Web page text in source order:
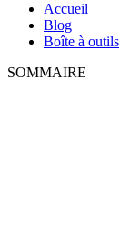
Accueil
Blog
Boîte à outils
SOMMAIRE